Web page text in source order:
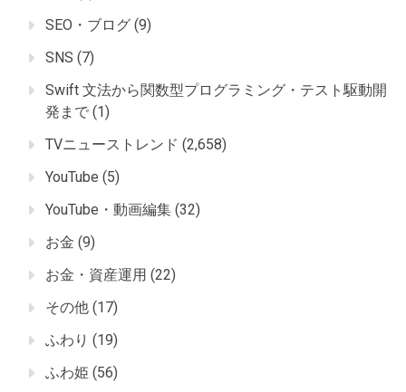
SEO・ブログ (9)
SNS (7)
Swift 文法から関数型プログラミング・テスト駆動開
発まで (1)
TVニューストレンド (2,658)
YouTube (5)
YouTube・動画編集 (32)
お金 (9)
お金・資産運用 (22)
その他 (17)
ふわり (19)
ふわ姫 (56)